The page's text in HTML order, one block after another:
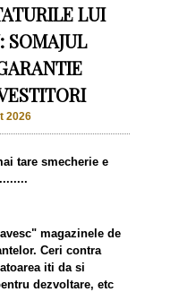
LUI
SOMAJUL
2026
tare smecherie e
magazinele de
Ceri contra
iti da si
dezvoltare, etc